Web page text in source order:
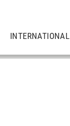
INTERNATIONAL